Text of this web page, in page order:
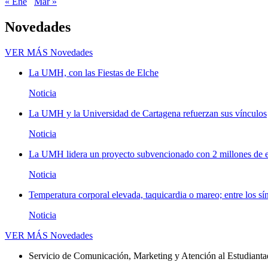
Novedades
VER MÁS Novedades
La UMH, con las Fiestas de Elche
Noticia
La UMH y la Universidad de Cartagena refuerzan sus vínculos
Noticia
La UMH lidera un proyecto subvencionado con 2 millones de
Noticia
Temperatura corporal elevada, taquicardia o mareo; entre los
Noticia
VER MÁS Novedades
Servicio de Comunicación, Marketing y Atención al